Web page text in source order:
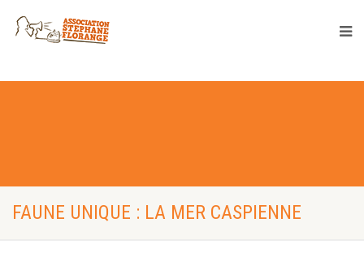
FAUNE UNIQUE : LA MER CASPIENNE